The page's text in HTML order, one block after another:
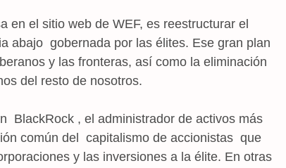
en el sitio web de WEF, es reestructurar el
abajo gobernada por las élites. Ese gran plan
y las fronteras, así como la eliminación
del resto de nosotros.
BlackRock , el administrador de activos más
común del capitalismo de accionistas que
y las inversiones a la élite. En otras